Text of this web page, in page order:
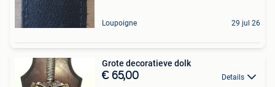
Loupoigne 29 jul 26
Grote decoratieve dolk
€ 65,00 Details